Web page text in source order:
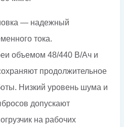
— надежный
тока.
объемом 48/440 В/Ач и
продолжительное
Низкий уровень шума и
допускают
на рабочих